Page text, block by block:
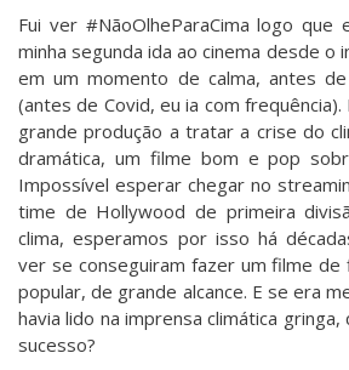
Fui ver #NãoOlheParaCima logo que
minha segunda ida ao cinema desde o
em um momento de calma, antes
(antes de Covid, eu ia com
grande produção a tratar a crise do
dramática, um filme bom e pop
Impossível esperar chegar no
time de Hollywood de primeira
clima, esperamos por isso há
ver se conseguiram fazer um filme de
popular, de grande alcance. E se era
havia lido na imprensa climática
sucesso?